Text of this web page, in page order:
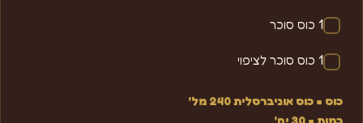
1 כוס סוכר
1 כוס סוכר לציפוי
כוס = כוס אוניברסלית 240 מל'
כמות = 30 יח'